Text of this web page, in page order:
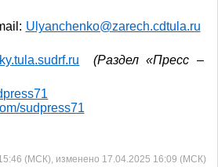
Ulyanchenko@zarech.cdtula.ru
.tula.sudrf.ru (Раздел «Пресс –
sudpress71
(МСК), изменено 17.04.2025 16:09 (МСК)